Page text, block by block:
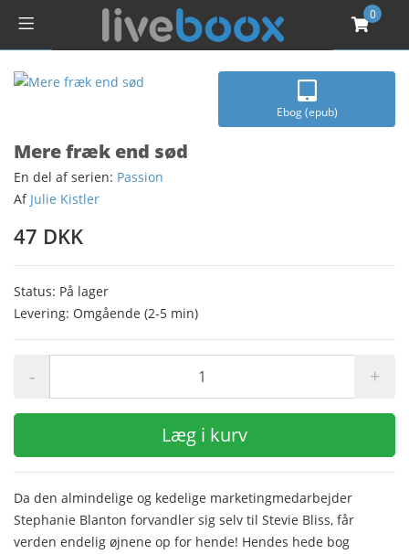
0
Ebog (epub)
Mere fræk end sød
En del af serien: Passion
Af Julie Kistler
47 DKK
Status: På lager
Levering: Omgående (2-5 min)
- +
Læg i kurv
Da den almindelige og kedelige marketingmedarbejder
Stephanie Blanton forvandler sig selv til Stevie Bliss, får
verden endelig øjnene op for hende! Hendes hede bog